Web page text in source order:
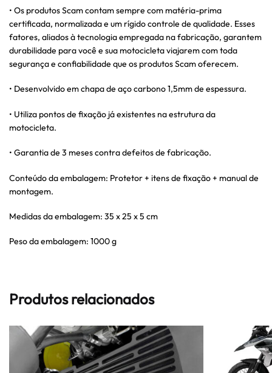
• Os produtos Scam contam sempre com matéria-prima
certificada, normalizada e um rígido controle de qualidade. Esses
fatores, aliados à tecnologia empregada na fabricação, garantem
durabilidade para você e sua motocicleta viajarem com toda
segurança e confiabilidade que os produtos Scam oferecem.
• Desenvolvido em chapa de aço carbono 1,5mm de espessura.
• Utiliza pontos de fixação já existentes na estrutura da
motocicleta.
• Garantia de 3 meses contra defeitos de fabricação.
Conteúdo da embalagem: Protetor + itens de fixação + manual de
montagem.
Medidas da embalagem: 35 x 25 x 5 cm
Peso da embalagem: 1000 g
Produtos relacionados